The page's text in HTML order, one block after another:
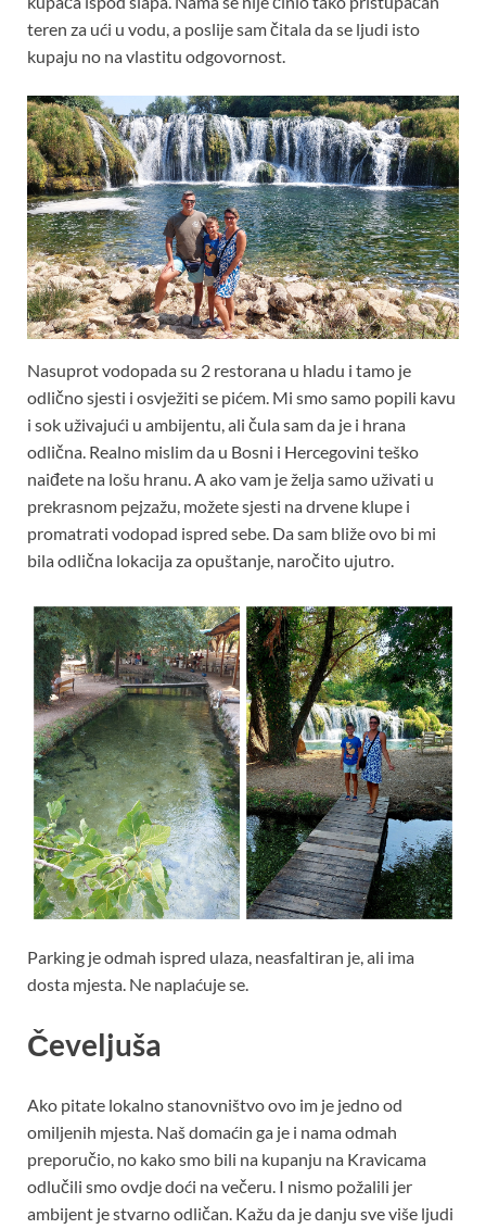
teren za ući u vodu, a poslije sam čitala da se ljudi isto
kupaju no na vlastitu odgovornost.
Nasuprot vodopada su 2 restorana u hladu i tamo je
odlično sjesti i osvježiti se pićem. Mi smo samo popili kavu
i sok uživajući u ambijentu, ali čula sam da je i hrana
odlična. Realno mislim da u Bosni i Hercegovini teško
naiđete na lošu hranu. A ako vam je želja samo uživati u
prekrasnom pejzažu, možete sjesti na drvene klupe i
promatrati vodopad ispred sebe. Da sam bliže ovo bi mi
bila odlična lokacija za opuštanje, naročito ujutro.
Parking je odmah ispred ulaza, neasfaltiran je, ali ima
dosta mjesta. Ne naplaćuje se.
Čeveljuša
Ako pitate lokalno stanovništvo ovo im je jedno od
omiljenih mjesta. Naš domaćin ga je i nama odmah
preporučio, no kako smo bili na kupanju na Kravicama
odlučili smo ovdje doći na večeru. I nismo požalili jer
ambijent je stvarno odličan. Kažu da je danju sve više ljudi